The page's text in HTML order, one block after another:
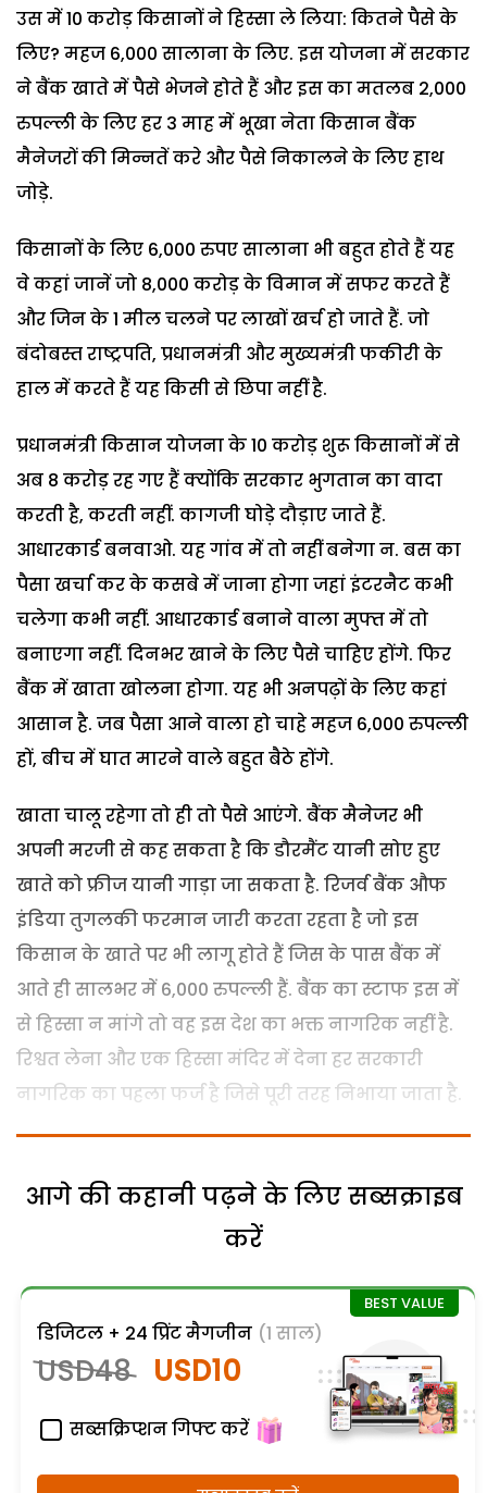
उस में 10 करोड़ किसानों ने हिस्सा ले लिया: कितने पैसे के
लिए? महज 6,000 सालाना के लिए. इस योजना में सरकार
ने बैंक खाते में पैसे भेजने होते हैं और इस का मतलब 2,000
रुपल्ली के लिए हर 3 माह में भूखा नेता किसान बैंक
मैनेजरों की मिन्नतें करे और पैसे निकालने के लिए हाथ
जोड़े.
किसानों के लिए 6,000 रुपए सालाना भी बहुत होते हैं यह
वे कहां जानें जो 8,000 करोड़ के विमान में सफर करते हैं
और जिन के 1 मील चलने पर लाखों खर्च हो जाते हैं. जो
बंदोबस्त राष्ट्रपति, प्रधानमंत्री और मुख्यमंत्री फकीरी के
हाल में करते हैं यह किसी से छिपा नहीं है.
प्रधानमंत्री किसान योजना के 10 करोड़ शुरू किसानों में से
अब 8 करोड़ रह गए हैं क्योंकि सरकार भुगतान का वादा
करती है, करती नहीं. कागजी घोड़े दौड़ाए जाते हैं.
आधारकार्ड बनवाओ. यह गांव में तो नहीं बनेगा न. बस का
पैसा खर्चा कर के कसबे में जाना होगा जहां इंटरनैट कभी
चलेगा कभी नहीं. आधारकार्ड बनाने वाला मुफ्त में तो
बनाएगा नहीं. दिनभर खाने के लिए पैसे चाहिए होंगे. फिर
बैंक में खाता खोलना होगा. यह भी अनपढ़ों के लिए कहां
आसान है. जब पैसा आने वाला हो चाहे महज 6,000 रुपल्ली
हों, बीच में घात मारने वाले बहुत बैठे होंगे.
खाता चालू रहेगा तो ही तो पैसे आएंगे. बैंक मैनेजर भी
अपनी मरजी से कह सकता है कि डौरमैंट यानी सोए हुए
खाते को फ्रीज यानी गाड़ा जा सकता है. रिजर्व बैंक औफ
इंडिया तुगलकी फरमान जारी करता रहता है जो इस
किसान के खाते पर भी लागू होते हैं जिस के पास बैंक में
आते ही सालभर में 6,000 रुपल्ली हैं. बैंक का स्टाफ इस में
से हिस्सा न मांगे तो वह इस देश का भक्त नागरिक नहीं है.
रिश्वत लेना और एक हिस्सा मंदिर में देना हर सरकारी
नागरिक का पहला फर्ज है जिसे पूरी तरह निभाया जाता है.
आगे की कहानी पढ़ने के लिए सब्सक्राइब
करें
डिजिटल + 24 प्रिंट मैगजीन (1 साल)
USD48 USD10
सब्सक्रिप्शन गिफ्ट करें